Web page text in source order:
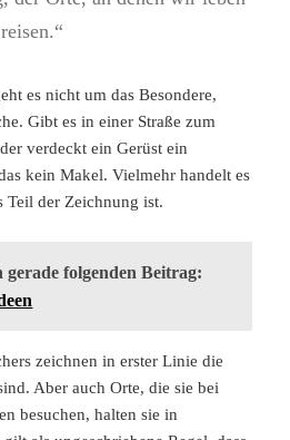
es nicht um das Besondere,
Gibt es in einer Straße zum
verdeckt ein Gerüst ein
kein Makel. Vielmehr handelt es
Teil der Zeichnung ist.
gerade folgenden Beitrag:
zeichnen in erster Linie die
Aber auch Orte, die sie bei
besuchen, halten sie in